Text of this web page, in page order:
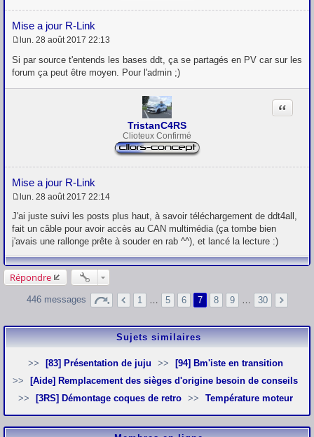
Mise a jour R-Link
e
s
s
a
lun. 28 août 2017 22:13
Si par source t'entends les bases ddt, ça se partagés en PV car sur les
forum ça peut être moyen. Pour l'admin ;)
TristanC4RS
Clioteux Confirmé
Mise a jour R-Link
Citation
e
s
s
a
g
e
lun. 28 août 2017 22:14
J'ai juste suivi les posts plus haut, à savoir téléchargement de ddt4all,
fait un câble pour avoir accès au CAN multimédia (ça tombe bien
j'avais une rallonge prête à souder en rab ^^), et lancé la lecture :)
Répondre
446 messages 1 … 5 6 7 8 9 … 30
Sujets similaires
[83] Présentation de juju
[94] Bm'iste en transition
[Aide] Remplacement des sièges d'origine besoin de conseils
[3RS] Démontage coques de retro
Température moteur